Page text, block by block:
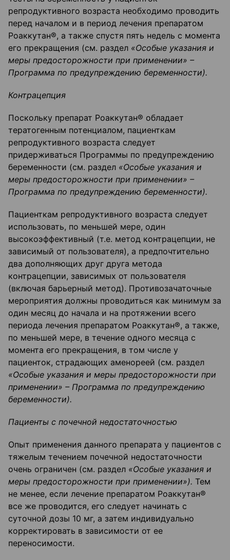
репродуктивного возраста необходимо проводить
перед началом и в период лечения препаратом
Роаккутан®, а также спустя пять недель с момента
его прекращения (см. раздел «Особые указания и
меры предосторожности при применении» –
Программа по предупреждению беременности).
Контрацепция
Поскольку препарат Роаккутан® обладает
тератогенным потенциалом, пациенткам
репродуктивного возраста следует
придерживаться Программы по предупреждению
беременности (см. раздел «Особые указания и
меры предосторожности при применении» –
Программа по предупреждению беременности).
Пациенткам репродуктивного возраста следует
использовать, по меньшей мере, один
высокоэффективный (т.е. метод контрацепции, не
зависимый от пользователя), а предпочтительно
два дополняющих друг друга метода
контрацепции, зависимых от пользователя
(включая барьерный метод). Противозачаточные
мероприятия должны проводиться как минимум за
один месяц до начала и на протяжении всего
периода лечения препаратом Роаккутан®, а также,
по меньшей мере, в течение одного месяца с
момента его прекращения, в том числе у
пациенток, страдающих аменореей (см. раздел
«Особые указания и меры предосторожности при
применении» – Программа по предупреждению
беременности).
Пациенты с почечной недостаточностью
Опыт применения данного препарата у пациентов с
тяжелым течением почечной недостаточности
очень ограничен (см. раздел «Особые указания и
меры предосторожности при применении»). Тем
не менее, если лечение препаратом Роаккутан®
все же проводится, его следует начинать с
суточной дозы 10 мг, а затем индивидуально
корректировать в зависимости от ее
переносимости.